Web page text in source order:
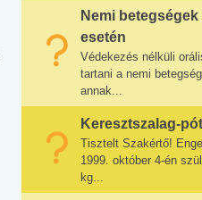
Nemi
esetén
Védekezés nélküli
tartani a nemi
annak...
Keresztszalag-
Tisztelt Szakértő!
1999. október 4-én
kg...